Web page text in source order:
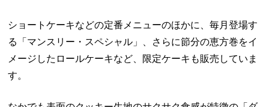
ショートケーキなどの定番メニューのほかに、毎月登場す
る「マンスリー・スペシャル」、さらに節分の恵方巻をイ
メージしたロールケーキなど、限定ケーキも販売していま
す。